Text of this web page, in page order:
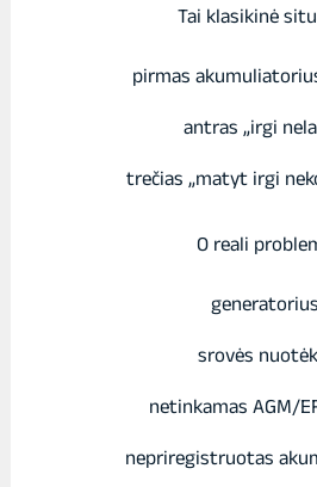
Tai klasikinė
pirmas
antras „irgi
trečias „matyt irgi
O reali
srovės
netinkamas AGM/
nepriregistruotas